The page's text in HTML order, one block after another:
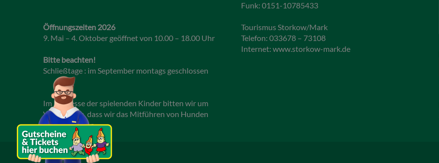
Öffnungszeiten 2026
9. Mai – 4. Oktober geöffnet von 10.00 – 18.00 Uhr
Bitte beachten!
Schließtage : im September montags geschlossen
Im Interesse der spielenden Kinder bitten wir um
Verständnis, dass wir das Mitführen von Hunden
nicht gestatten.
Funk: 0151-10785433
Tourismus Storkow/Mark
Telefon: 033678 – 73108
Internet: www.storkow-mark.de